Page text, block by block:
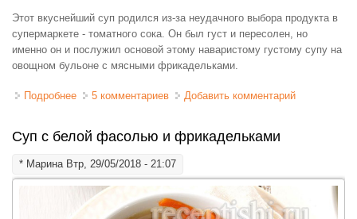
Этот вкуснейший суп родился из-за неудачного выбора продукта в
супермаркете - томатного сока. Он был густ и пересолен, но
именно он и послужил основой этому наваристому густому супу на
овощном бульоне с мясными фрикадельками.
Подробнее о Суп томатный с фрикадельками
5 комментариев Добавить комментарий
Суп с белой фасолью и фрикадельками
* МаринаВтр, 29/05/2018 - 21:07